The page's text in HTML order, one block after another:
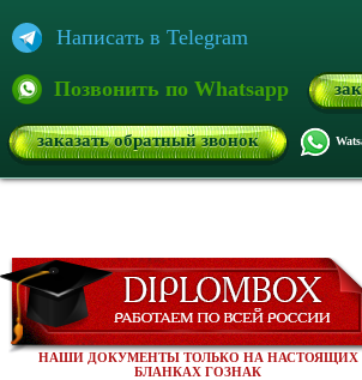
Написать в Telegram
Позвонить по Whatsapp
заказать обратный звонок
НАШИ ДОКУМЕНТЫ ТОЛЬКО НА НАСТОЯЩИХ
БЛАНКАХ ГОЗНАК